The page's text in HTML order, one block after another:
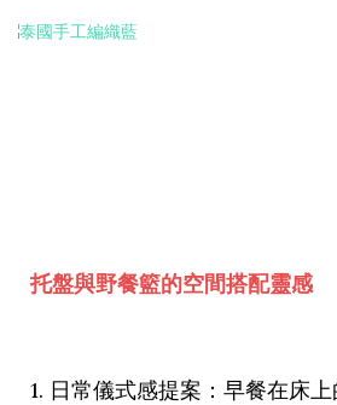
托盤與野餐籃的空間搭配靈感
1. 日常儀式感提案：早餐在床